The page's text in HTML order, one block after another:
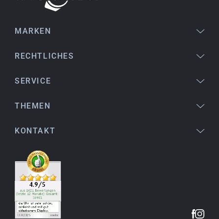
Bogdan B.
really a time capsule! Very satisfied to find such
Ich komme aus den USA (Buffalo, NY) und habe
Sehr empfehlenswert!
Christine J.
14.02.2026
Die Lieferung war superschnell und die Uhr
MARKEN
RECHTLICHES
SERVICE
THEMEN
KONTAKT